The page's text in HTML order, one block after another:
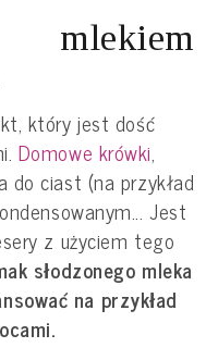
który jest dość
Domowe krówki,
do ciast (na przykład
Jest
z użyciem tego
słodzonego mleka
na przykład